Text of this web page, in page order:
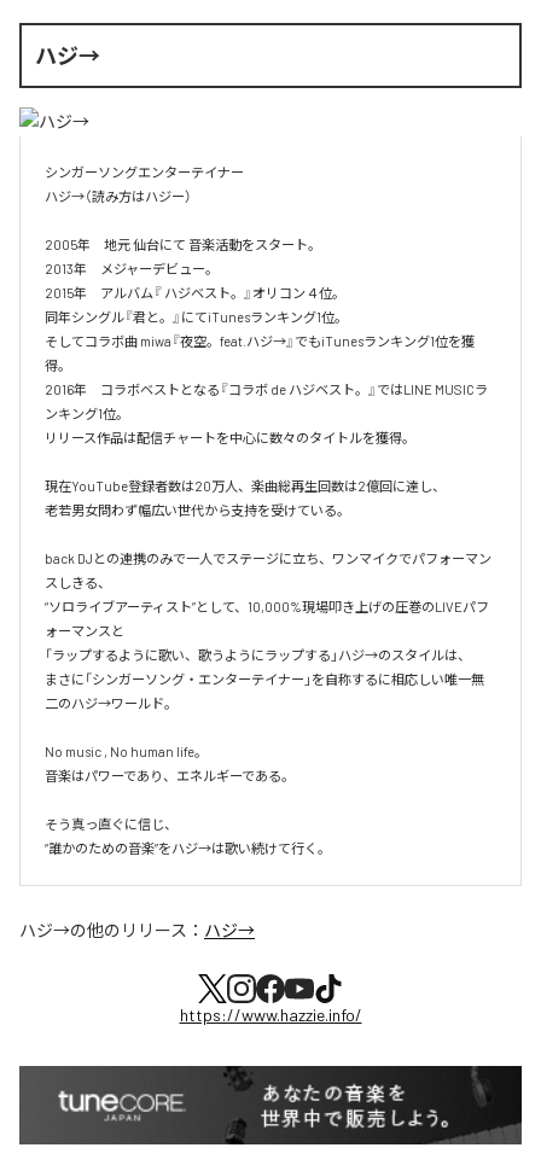
ハジ→
シンガーソングエンターテイナー
ハジ→（読み方はハジー）
2005年　地元 仙台にて 音楽活動をスタート。
2013年　メジャーデビュー。
2015年　アルバム『 ハジベスト。』オリコン４位。
同年シングル『君と。』にてiTunesランキング1位。
そしてコラボ曲 miwa『夜空。feat.ハジ→』でもiTunesランキング1位を獲
得。
2016年　コラボベストとなる『コラボ de ハジベスト。』ではLINE MUSICラ
ンキング1位。
リリース作品は配信チャートを中心に数々のタイトルを獲得。
現在YouTube登録者数は20万人、楽曲総再生回数は2億回に達し、
老若男女問わず幅広い世代から支持を受けている。
back DJとの連携のみで一人でステージに立ち、ワンマイクでパフォーマン
スしきる、
“ソロライブアーティスト”として、10,000%現場叩き上げの圧巻のLIVEパフ
ォーマンスと
「ラップするように歌い、歌うようにラップする」ハジ→のスタイルは、
まさに「シンガーソング・エンターテイナー」を自称するに相応しい唯一無
二のハジ→ワールド。
No music , No human life。
音楽はパワーであり、エネルギーである。
そう真っ直ぐに信じ、
ハジ→の他のリリース： ハジ→
https://www.hazzie.info/